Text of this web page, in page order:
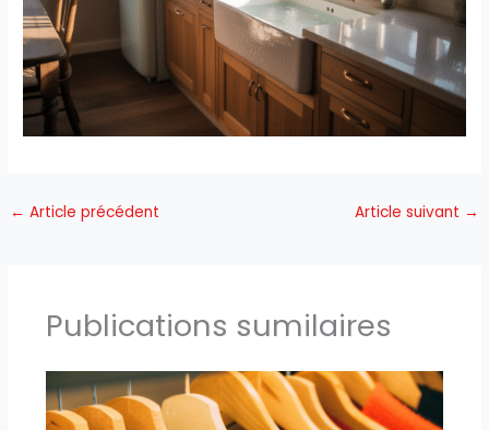
← Article précédent Article suivant →
Publications sumilaires